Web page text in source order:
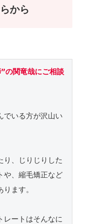
から
の関竜哉にご相談
でいる方が沢山い
り、じりじりした
や、縮毛矯正など
ます。
レートはそんなに